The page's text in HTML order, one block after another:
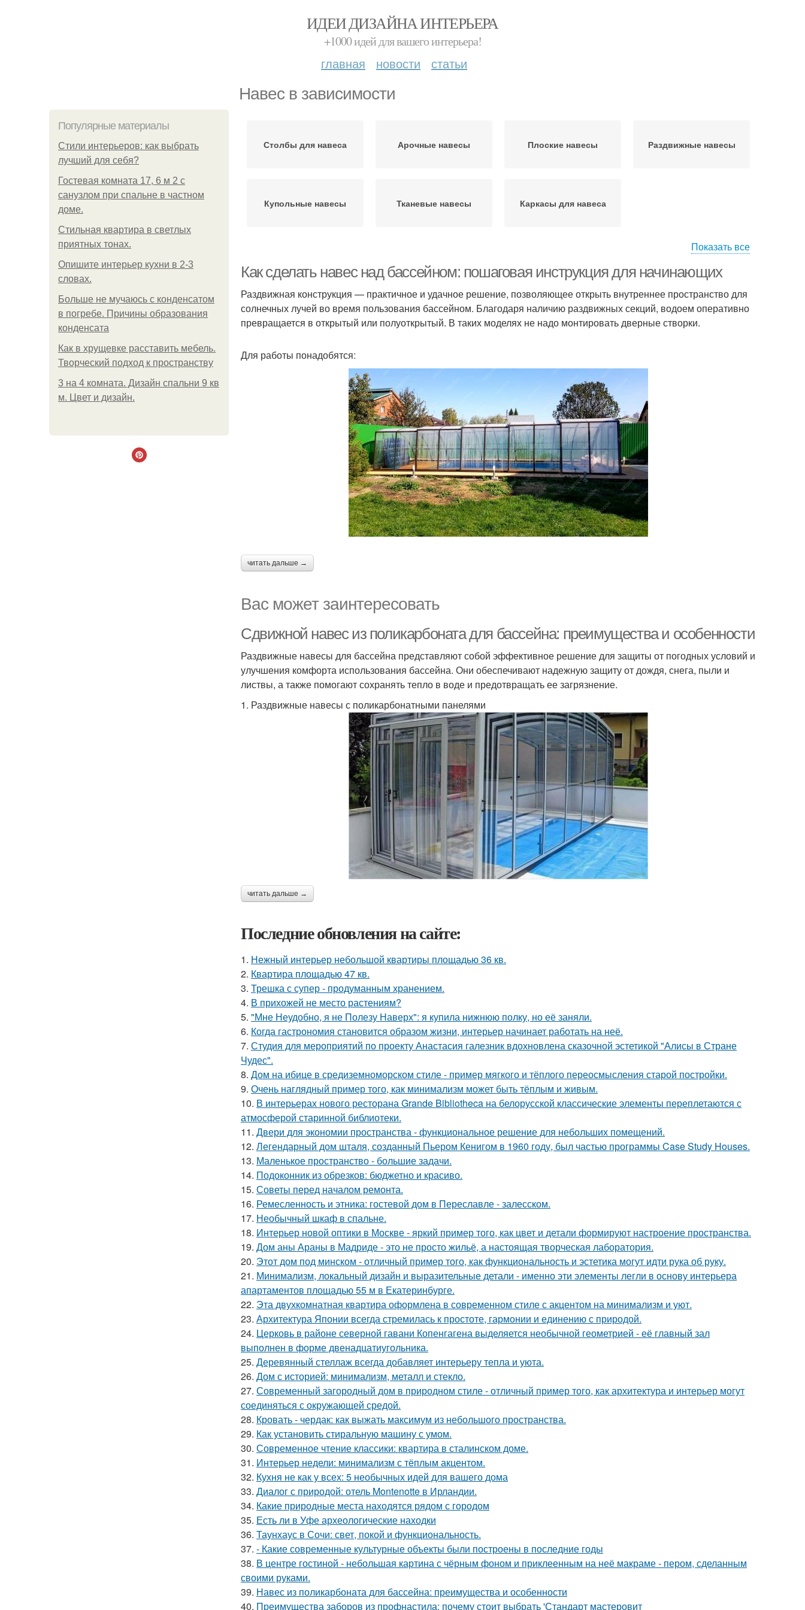
ИДЕИ ДИЗАЙНА ИНТЕРЬЕРА
+1000 идей для вашего интерьера!
главная новости статьи
Навес в зависимости
Популярные материалы
Стили интерьеров: как выбрать
лучший для себя?
Гостевая комната 17, 6 м 2 с
санузлом при спальне в частном
доме.
Стильная квартира в светлых
приятных тонах.
Опишите интерьер кухни в 2-3
словах.
Больше не мучаюсь с конденсатом
в погребе. Причины образования
конденсата
Как в хрущевке расставить мебель.
Творческий подход к пространству
3 на 4 комната. Дизайн спальни 9 кв
м. Цвет и дизайн.
Столбы для навеса Арочные навесы Плоские навесы Раздвижные навесы
Купольные навесы Тканевые навесы Каркасы для навеса
Показать все
Как сделать навес над бассейном: пошаговая инструкция для начинающих
Раздвижная конструкция — практичное и удачное решение, позволяющее открыть внутреннее пространство для
солнечных лучей во время пользования бассейном. Благодаря наличию раздвижных секций, водоем оперативно
превращается в открытый или полуоткрытый. В таких моделях не надо монтировать дверные створки.
Для работы понадобятся:
читать дальше →
Вас может заинтересовать
Сдвижной навес из поликарбоната для бассейна: преимущества и особенности
Раздвижные навесы для бассейна представляют собой эффективное решение для защиты от погодных условий и
улучшения комфорта использования бассейна. Они обеспечивают надежную защиту от дождя, снега, пыли и
листвы, а также помогают сохранять тепло в воде и предотвращать ее загрязнение.
1. Раздвижные навесы с поликарбонатными панелями
читать дальше →
Последние обновления на сайте:
1. Нежный интерьер небольшой квартиры площадью 36 кв.
2. Квартира площадью 47 кв.
3. Трешка с супер - продуманным хранением.
4. В прихожей не место растениям?
5. "Мне Неудобно, я не Полезу Наверх": я купила нижнюю полку, но её заняли.
6. Когда гастрономия становится образом жизни, интерьер начинает работать на неё.
7. Студия для мероприятий по проекту Анастасия галезник вдохновлена сказочной эстетикой "Алисы в Стране
Чудес".
8. Дом на ибице в средиземноморском стиле - пример мягкого и тёплого переосмысления старой постройки.
9. Очень наглядный пример того, как минимализм может быть тёплым и живым.
10. В интерьерах нового ресторана Grande Bibliotheca на белорусской классические элементы переплетаются с
атмосферой старинной библиотеки.
11. Двери для экономии пространства - функциональное решение для небольших помещений.
12. Легендарный дом шталя, созданный Пьером Кенигом в 1960 году, был частью программы Case Study Houses.
13. Маленькое пространство - большие задачи.
14. Подоконник из обрезков: бюджетно и красиво.
15. Советы перед началом ремонта.
16. Ремесленность и этника: гостевой дом в Переславле - залесском.
17. Необычный шкаф в спальне.
18. Интерьер новой оптики в Москве - яркий пример того, как цвет и детали формируют настроение пространства.
19. Дом аны Араны в Мадриде - это не просто жильё, а настоящая творческая лаборатория.
20. Этот дом под минском - отличный пример того, как функциональность и эстетика могут идти рука об руку.
21. Минимализм, локальный дизайн и выразительные детали - именно эти элементы легли в основу интерьера
апартаментов площадью 55 м в Екатеринбурге.
22. Эта двухкомнатная квартира оформлена в современном стиле с акцентом на минимализм и уют.
23. Архитектура Японии всегда стремилась к простоте, гармонии и единению с природой.
24. Церковь в районе северной гавани Копенгагена выделяется необычной геометрией - её главный зал
выполнен в форме двенадцатиугольника.
25. Деревянный стеллаж всегда добавляет интерьеру тепла и уюта.
26. Дом с историей: минимализм, металл и стекло.
27. Современный загородный дом в природном стиле - отличный пример того, как архитектура и интерьер могут
соединяться с окружающей средой.
28. Кровать - чердак: как выжать максимум из небольшого пространства.
29. Как установить стиральную машину с умом.
30. Современное чтение классики: квартира в сталинском доме.
31. Интерьер недели: минимализм с тёплым акцентом.
32. Кухня не как у всех: 5 необычных идей для вашего дома
33. Диалог с природой: отель Montenotte в Ирландии.
34. Какие природные места находятся рядом с городом
35. Есть ли в Уфе археологические находки
36. Таунхаус в Сочи: свет, покой и функциональность.
37. - Какие современные культурные объекты были построены в последние годы
38. В центре гостиной - небольшая картина с чёрным фоном и приклеенным на неё макраме - пером, сделанным
своими руками.
39. Навес из поликарбоната для бассейна: преимущества и особенности
40. Преимущества заборов из профнастила: почему стоит выбрать 'Стандарт мастеровит